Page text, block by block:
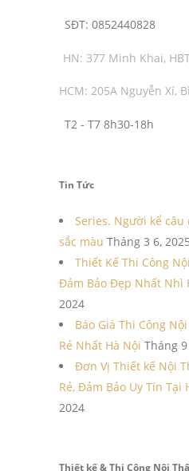
SĐT: 0852440828
HN: 377 Minh Khai,
HCM: 205A Nguyễn Xí,
T2 - T7 8h30-18h
Tin Tức
Series. Người kể
sắc màu Tháng 3 6, 2025
Thiết Kế Thi Công
Đảm Bảo Đẹp Nhất Nhì
2024
Báo Giá Thi Công
Rẻ Nhất Hà Nội Tháng
Đơn Vị Thiết kế Nội
Rẻ, Đảm Bảo Uy Tín Tại
2024
Thiết kế & Thi Công Nội